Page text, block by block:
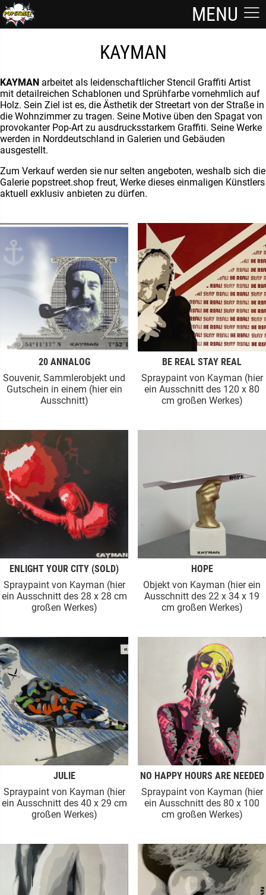
MENU
KAYMAN
KAYMAN arbeitet als leidenschaftlicher Stencil Graffiti Artist
mit detailreichen Schablonen und Sprühfarbe vornehmlich auf
Holz. Sein Ziel ist es, die Ästhetik der Streetart von der Straße in
die Wohnzimmer zu tragen. Seine Motive üben den Spagat von
provokanter Pop-Art zu ausdrucksstarkem Graffiti. Seine Werke
werden in Norddeutschland in Galerien und Gebäuden
ausgestellt.
Zum Verkauf werden sie nur selten angeboten, weshalb sich die
Galerie popstreet.shop freut, Werke dieses einmaligen Künstlers
aktuell exklusiv anbieten zu dürfen.
20 ANNALOG
Souvenir, Sammlerobjekt und
Gutschein in einem (hier ein
Ausschnitt)
BE REAL STAY REAL
Spraypaint von Kayman (hier
ein Ausschnitt des 120 x 80
cm großen Werkes)
ENLIGHT YOUR CITY (SOLD)
Spraypaint von Kayman (hier
ein Ausschnitt des 28 x 28 cm
großen Werkes)
HOPE
Objekt von Kayman (hier ein
Ausschnitt des 22 x 34 x 19
cm großen Werkes)
JULIE
Spraypaint von Kayman (hier
ein Ausschnitt des 40 x 29 cm
großen Werkes)
NO HAPPY HOURS ARE NEEDED
Spraypaint von Kayman (hier
ein Ausschnitt des 80 x 100
cm großen Werkes)